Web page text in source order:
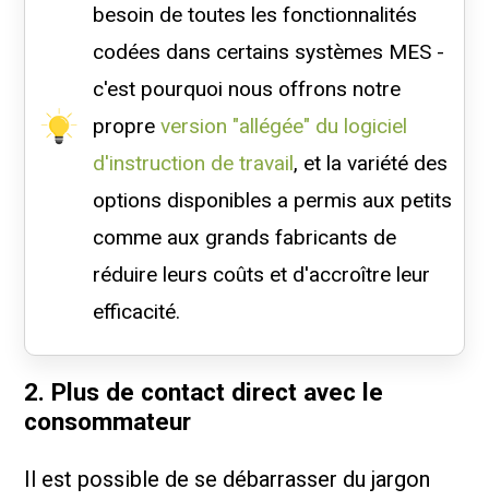
besoin de toutes les fonctionnalités
codées dans certains systèmes MES -
c'est pourquoi nous offrons notre
propre version "allégée" du logiciel
d'instruction de travail, et la variété des
options disponibles a permis aux petits
comme aux grands fabricants de
réduire leurs coûts et d'accroître leur
efficacité.
2. Plus de contact direct avec le
consommateur
Il est possible de se débarrasser du jargon